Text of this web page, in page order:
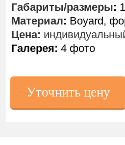
Габариты/размеры:
Материал: Boyard,
Цена:
Галерея: 4 фото
Уточнить цену